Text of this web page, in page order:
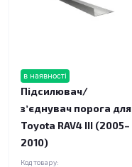
в наявності
Підсилювач/
зʼєднувач порога для
Toyota RAV4 III (2005–
2010)
Код товару: